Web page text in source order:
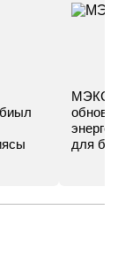
МЭКС -
для